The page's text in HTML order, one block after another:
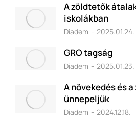
A zöldtetők
iskolákban
Diadem 2025.01.24.
GRO tagság
Diadem 2025.01.23.
A növekedés és
ünnepeljük
Diadem 2024.12.18.